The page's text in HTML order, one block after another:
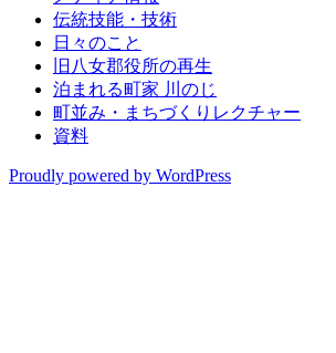
伝統技能・技術
日々のこと
旧八女郡役所の再生
泊まれる町家 川のじ
町並み・まちづくりレクチャー
資料
Proudly powered by WordPress